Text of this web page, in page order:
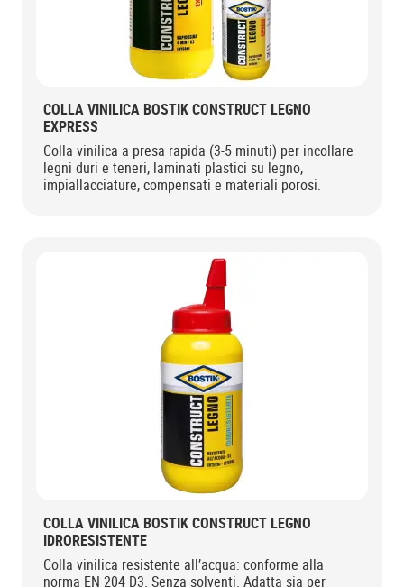
COLLA VINILICA BOSTIK CONSTRUCT LEGNO
EXPRESS
Colla vinilica a presa rapida (3-5 minuti) per incollare
legni duri e teneri, laminati plastici su legno,
impiallacciature, compensati e materiali porosi.
COLLA VINILICA BOSTIK CONSTRUCT LEGNO
IDRORESISTENTE
Colla vinilica resistente all’acqua: conforme alla
norma EN 204 D3. Senza solventi. Adatta sia per